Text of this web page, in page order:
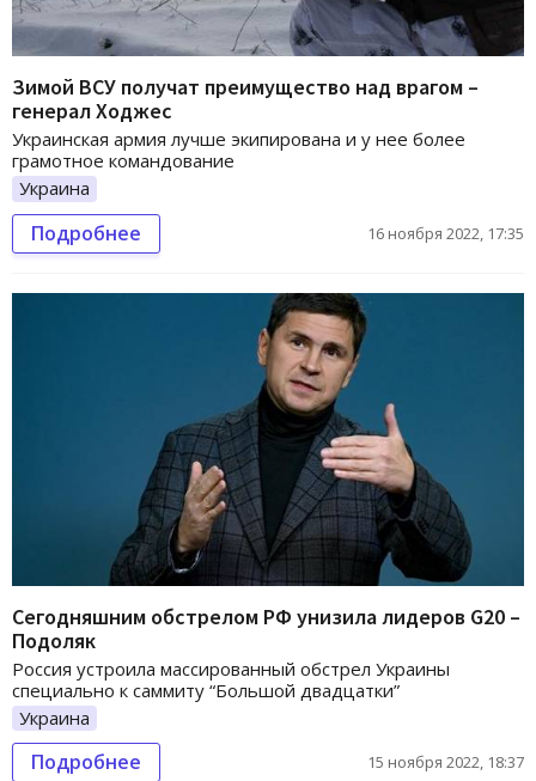
Зимой ВСУ получат преимущество над врагом –
генерал Ходжес
Украинская армия лучше экипирована и у нее более
грамотное командование
Украина
Подробнее 16 ноября 2022, 17:35
Сегодняшним обстрелом РФ унизила лидеров G20 –
Подоляк
Россия устроила массированный обстрел Украины
специально к саммиту “Большой двадцатки”
Украина
Подробнее 15 ноября 2022, 18:37